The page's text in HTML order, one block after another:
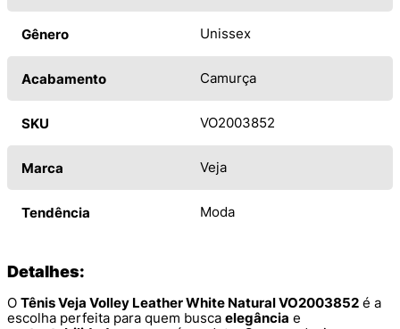
Gênero Unissex
Acabamento Camurça
SKU VO2003852
Marca Veja
Tendência Moda
Detalhes:
O Tênis Veja Volley Leather White Natural VO2003852 é a
escolha perfeita para quem busca elegância e